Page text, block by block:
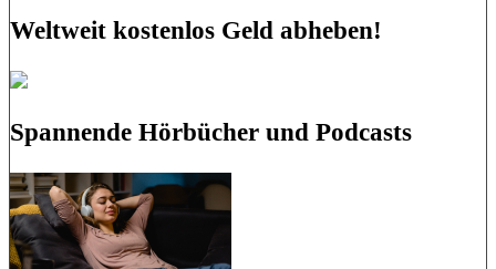
Weltweit kostenlos Geld abheben!
Spannende Hörbücher und Podcasts